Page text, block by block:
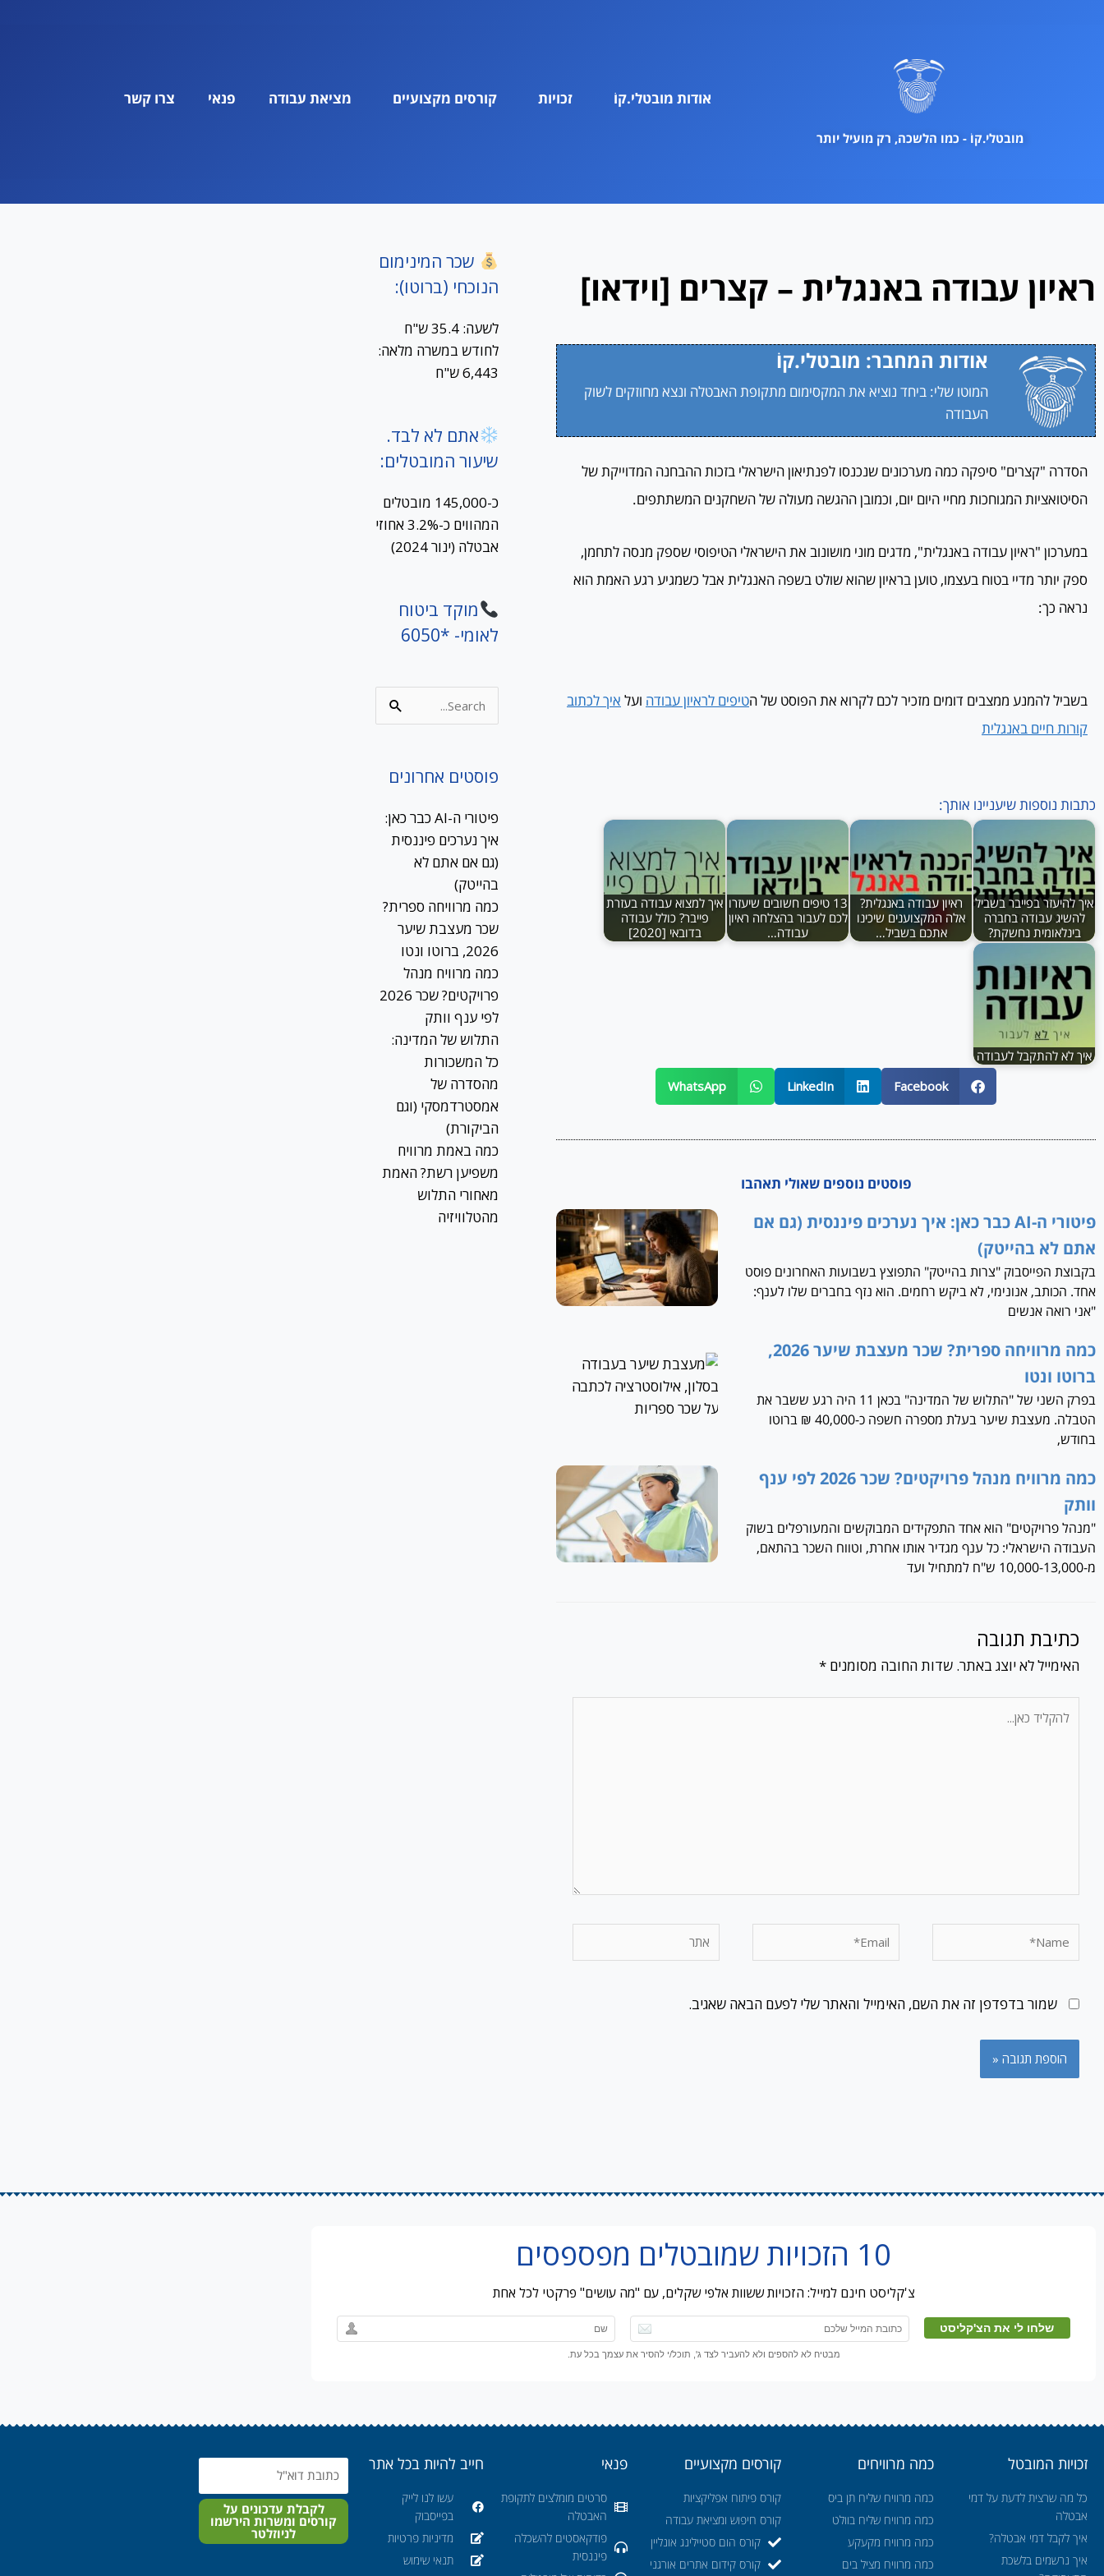
מובטלי.קוֹ - כמו הלשכה, רק מועיל יותר
אודות מובטלי.קוֹ זכויות קורסים מקצועיים מציאת עבודה פנאי צרו קשר
ראיון עבודה באנגלית – קצרים [וידאו]
אודות המחבר: מובטלי.קוֹ
המוטו שלי: ביחד נוציא את המקסימום מתקופת האבטלה ונצא מחוזקים לשוק
העבודה
הסדרה "קצרים" סיפקה כמה מערכונים שנכנסו לפנתיאון הישראלי בזכות ההבחנה המדוייקת של
הסיטואציות המגוחכות מחיי היום יום, וכמובן ההגשה מעולה של השחקנים המשתתפים.
במערכון "ראיון עבודה באנגלית", מדגים מוני מושונוב את הישראלי הטיפוסי שספק מנסה לתחמן,
ספק יותר מדיי בטוח בעצמו, טוען בראיון שהוא שולט בשפה האנגלית אבל כשמגיע רגע האמת הוא
נראה כך:
בשביל להמנע ממצבים דומים מזכיר לכם לקרוא את הפוסט של הטיפים לראיון עבודה ועל איך לכתוב
קורות חיים באנגלית
כתבות נוספות שיעניינו אותך:
איך להיעזר בפייבר בשביל
להשיג עבודה בחברה
בינלאומית נחשקת?
ראיון עבודה באנגלית?
אלה המקצוענים שיכינו
אתכם בשביל…
13 טיפים חשובים שיעזרו
לכם לעבור בהצלחה ראיון
עבודה…
איך למצוא עבודה בעזרת
פייבר? כולל עבודה
בדובאי [2020]
איך לא להתקבל לעבודה
Facebook
LinkedIn
WhatsApp
פוסטים נוספים שאולי תאהבו
פיטורי ה-AI כבר כאן: איך נערכים פיננסית (גם אם
אתם לא בהייטק)
בקבוצת הפייסבוק "צרות בהייטק" התפוצץ בשבועות האחרונים פוסט
אחד. הכותב, אנונימי, לא ביקש רחמים. הוא נזף בחברים שלו לענף:
"אני רואה אנשים
כמה מרוויחה ספרית? שכר מעצבת שיער 2026,
ברוטו ונטו
בפרק השני של "התלוש של המדינה" בכאן 11 היה רגע ששבר את
הטבלה. מעצבת שיער בעלת מספרה חשפה כ-40,000 ₪ ברוטו
בחודש,
כמה מרוויח מנהל פרויקטים? שכר 2026 לפי ענף
וותק
"מנהל פרויקטים" הוא אחד התפקידים המבוקשים והמעורפלים בשוק
העבודה הישראלי: כל ענף מגדיר אותו אחרת, וטווח השכר בהתאם,
מ-10,000-13,000 ש"ח למתחיל ועד
כתיבת תגובה
האימייל לא יוצג באתר. שדות החובה מסומנים *
Name*
Email* אתר
שמור בדפדפן זה את השם, האימייל והאתר שלי לפעם הבאה שאגיב.
שכר המינימום
הנוכחי (ברוטו):
לשעה: 35.4 ש"ח
לחודש במשרה מלאה:
6,443 ש"ח
אתם לא לבד.
שיעור המובטלים:
כ-145,000 מובטלים
המהווים כ-3.2% אחוזי
אבטלה (ינור 2024)
מוקד ביטוח
לאומי- *6050
Search
for:
פוסטים אחרונים
פיטורי ה-AI כבר כאן:
איך נערכים פיננסית
(גם אם אתם לא
בהייטק)
כמה מרוויחה ספרית?
שכר מעצבת שיער
2026, ברוטו ונטו
כמה מרוויח מנהל
פרויקטים? שכר 2026
לפי ענף וותק
התלוש של המדינה:
כל המשכורות
מהסדרה של
אמסטרדמסקי (וגם
הביקורת)
כמה באמת מרוויח
משפיען רשת? האמת
מאחורי התלוש
מהטלוויזיה
10 הזכויות שמובטלים מפספסים
צ'קליסט חינם למייל: הזכויות ששוות אלפי שקלים, עם "מה עושים" פרקטי לכל אחת
מבטיח לא להספים ולא להעביר לצד ג', תוכל/י להסיר את עצמך בכל עת.
זכויות המובטל
כל מה שרצית לדעת על דמי
אבטלה
איך לקבל דמי אבטלה?
איך נרשמים בלשכת
כמה מרוויחים
כמה מרוויח שליח תן ביס
כמה מרוויח שליח בוולט
כמה מרוויח מקעקע
כמה מרוויח מציל בים
קורסים מקצועיים
קורס פיתוח אפליקציות
קורס חיפוש ומציאת עבודה
קורס הום סטיילינג אונליין
קורס קידום אתרים אורגני
פנאי
סרטים מומלצים לתקופת
האבטלה
פודקאסטים להשכלה
פיננסית
חייב להיות בכל אתר
עשו לנו לייק
בפייסבוק
מדיניות פרטיות
תנאי שימוש
Email
לקבלת עדכונים על
קורסים ומשרות הירשמו
לניוזלטר